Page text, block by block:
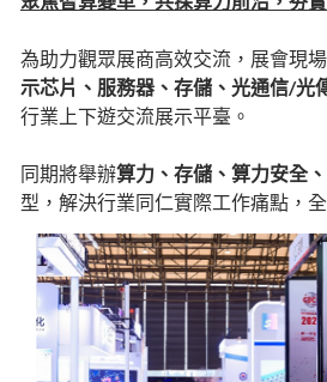
為助力觀眾展商高效交流，展會現
示芯片、服務器、存儲、光通信/光
行業上下遊交流展示平臺。
同期將舉辦算力、存儲、算力安全
型，解決行業同仁實際工作痛點，